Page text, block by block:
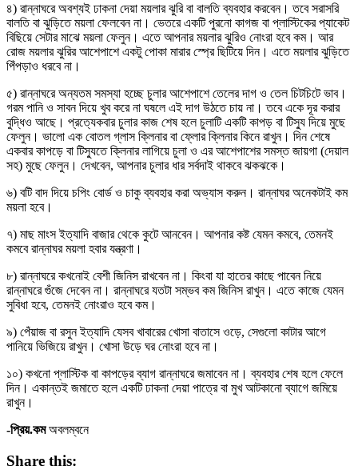
৪) রান্নাঘরে অবশ্যই ঢাকনা দেয়া ময়লার ঝুরি বা বালতি ব্যবহার করবেন। তবে সরাসরি
বালতি বা ঝুড়িতে ময়লা ফেলবেন না। ভেতরে একটি পুরনো কাগজ বা প্লাস্টিকের প্যাকেট
বিছিয়ে সেটার মাঝে ময়লা ফেলুন। এতে আপনার ময়লার ঝুরিও নোংরা হবে কম। আর
রোজ ময়লার ঝুরির আশেপাশে একটু পোকা মারার স্প্রে ছিটিয়ে দিন। এতে ময়লার ঝুড়িতে
পিঁপড়াও ধরবে না।
৫) রান্নাঘরে অন্যতম সমস্যা হচ্ছে চুলার আশেপাশে তেলের দাগ ও তেল চিটচিটে ভাব।
গরম পানি ও সাবন দিয়ে খুব করে না ঘষলে এই দাগ উঠতে চায় না। তবে একে দূর করার
বুদ্ধিও আছে। প্রত্যেকবার চুলার কাজ শেষ হলে চুলাটি একটি কাপড় বা টিস্যু দিয়ে মুছে
ফেলুন। ভালো এক বোতল গ্লাস ক্লিনার বা ফ্লোর ক্লিনার কিনে রাখুন। দিন শেষে
একবার কাপড়ে বা টিস্যুতে ক্লিনার লাগিয়ে চুলা ও এর আশেপাশের সমস্ত জায়গা (দেয়াল
সহ) মুছে ফেলুন। দেখবেন, আপনার চুলার ধার সর্বদাই থাকবে ঝকঝকে।
৬) বটি বাদ দিয়ে চপিং বোর্ড ও চাকু ব্যবহার করা অভ্যাস করুন। রান্নাঘর অনেকটাই কম
ময়লা হবে।
৭) মাছ মাংস ইত্যাদি বাজার থেকে কুটে আনবেন। আপনার কষ্ট যেমন কমবে, তেমনই
কমবে রান্নাঘর ময়লা হবার যন্ত্রণা।
৮) রান্নাঘরে কখনোই বেশী জিনিস রাখবেন না। কিংবা যা হাতের কাছে পাবেন নিয়ে
রান্নাঘরে গুঁজে দেবেন না। রান্নাঘরে যতটা সম্ভব কম জিনিস রাখুন। এতে কাজে যেমন
সুবিধা হবে, তেমনই নোংরাও হবে কম।
৯) পেঁয়াজ বা রসুন ইত্যাদি যেসব খাবারের খোসা বাতাসে ওড়ে, সেগুলো কাটার আগে
পানিয়ে ভিজিয়ে রাখুন। খোসা উড়ে ঘর নোংরা হবে না।
১০) কখনো প্লাস্টিক বা কাপড়ের ব্যাগ রান্নাঘরে জমাবেন না। ব্যবহার শেষ হলে ফেলে
দিন। একান্তই জমাতে হলে একটি ঢাকনা দেয়া পাত্রে বা মুখ আটকানো ব্যাগে জমিয়ে
রাখুন।
-প্রিয়.কমঅবলম্বনে
Share this: